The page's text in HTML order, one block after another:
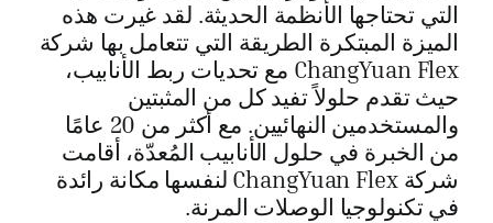
التي تحتاجها الأنظمة الحديثة. لقد غيرت هذه
الميزة المبتكرة الطريقة التي تتعامل بها شركة
ChangYuan Flex مع تحديات ربط الأنابيب،
حيث تقدم حلولاً تفيد كل من المثبتين
والمستخدمين النهائيين. مع أكثر من 20 عامًا
من الخبرة في حلول الأنابيب المُعدّة، أقامت
شركة ChangYuan Flex لنفسها مكانة رائدة
في تكنولوجيا الوصلات المرنة.